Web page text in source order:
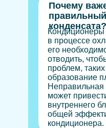
Почему
конденсата?
Кондиционеры
в процессе
его
отводить,
проблем,
образование
Неправильная
может
внутреннего
общей
кондиционера.